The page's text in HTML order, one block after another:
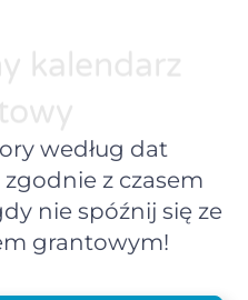
kalendarz
według dat
z czasem
nie spóźnij się ze
grantowym!